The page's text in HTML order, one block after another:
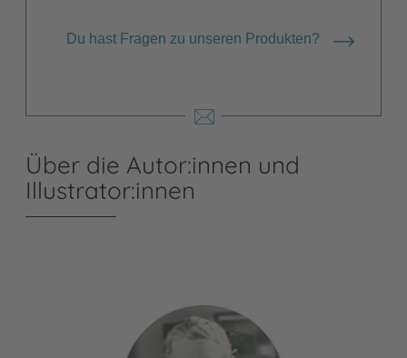
Du hast Fragen zu unseren Produkten?
Über die Autor:innen und
Illustrator:innen